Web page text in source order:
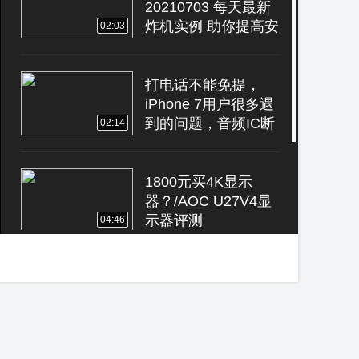
02:03
20210703 每天最新
炸机实例 助你提高安
02:14
打电话不能免提，
iPhone 7用户很多遇
到的问题，音频IC断
04:46
1800元买4K显示
器？/AOC U27V4显
示器评测
国外土豪钟爱金条，